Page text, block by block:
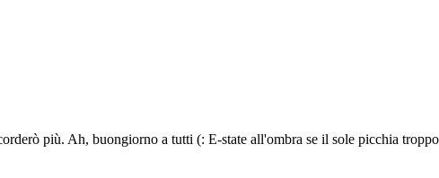
più. Ah, buongiorno a tutti (: E-state all'ombra se il sole picchia